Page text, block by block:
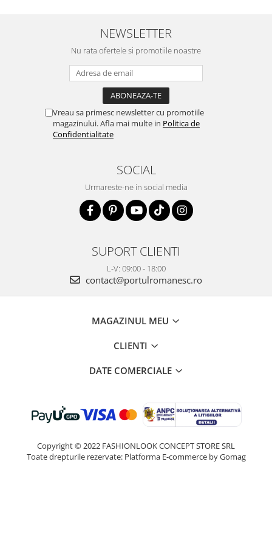
NEWSLETTER
Nu rata ofertele si promotiile noastre
Vreau sa primesc newsletter cu promotiile
magazinului. Afla mai multe in Politica de
Confidentialitate
SOCIAL
Urmareste-ne in social media
SUPORT CLIENTI
L-V: 09:00 - 18:00
contact@portulromanesc.ro
MAGAZINUL MEU
CLIENTI
DATE COMERCIALE
Copyright © 2022 FASHIONLOOK CONCEPT STORE SRL
Toate drepturile rezervate: Platforma E-commerce by Gomag